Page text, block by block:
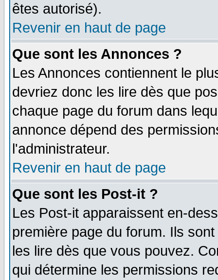
êtes autorisé).
Revenir en haut de page
Que sont les Annonces ?
Les Annonces contiennent le
devriez donc les lire dès que
chaque page du forum dans
annonce dépend des
l'administrateur.
Revenir en haut de page
Que sont les Post-it ?
Les Post-it apparaissent en-
première page du forum. Ils
les lire dès que vous pouvez.
qui détermine les permissions